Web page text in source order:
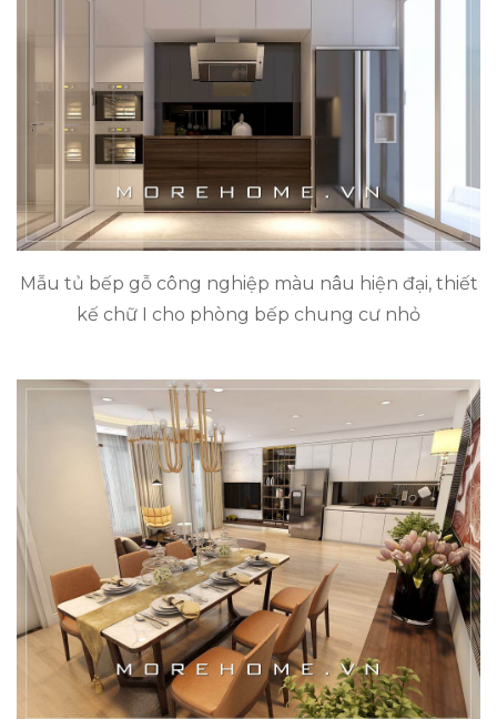
Mẫu tủ bếp gỗ công nghiệp màu nâu hiện đại, thiết
kế chữ I cho phòng bếp chung cư nhỏ